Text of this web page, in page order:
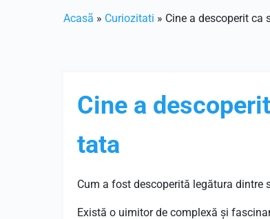
Acasã » Curiozitati » Cine a descoperit ca
Cine a
tata
Cum a fost descoperită legătura dintre
Există o uimitor de complexă și